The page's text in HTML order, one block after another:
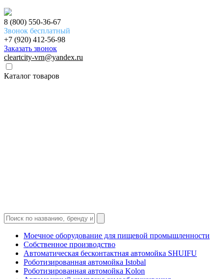
8 (800) 550-36-67
Звонок бесплатный
+7 (920) 412-56-98
Заказать звонок
cleartcity-vrn@yandex.ru
Каталог товаров
Моечное оборудование для пищевой промышленности
Собственное производство
Автоматическая бесконтактная автомойка SHUIFU
Роботизированная автомойка Istobal
Роботизированная автомойка Kolon